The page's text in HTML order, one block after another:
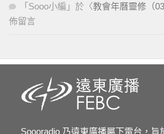
「 Sooo小編 」於〈教會年曆靈修（
佈留言
Soooradio 乃遠東廣播屬下電台，